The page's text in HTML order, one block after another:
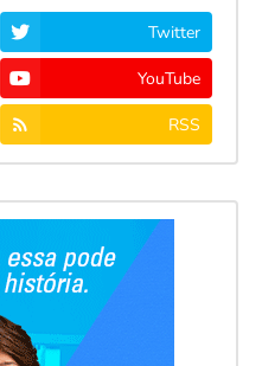
Twitter
YouTube
RSS